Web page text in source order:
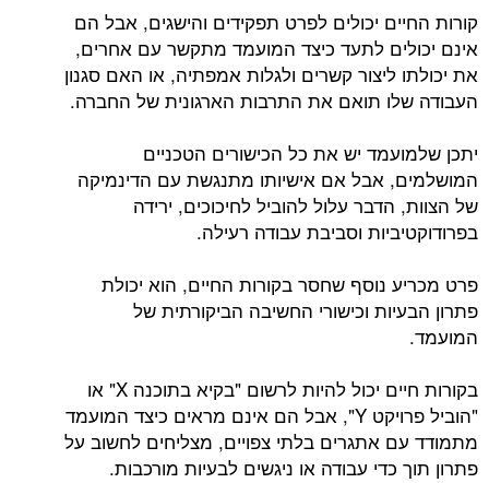
קורות החיים יכולים לפרט תפקידים והישגים, אבל הם
אינם יכולים לתעד כיצד המועמד מתקשר עם אחרים,
את יכולתו ליצור קשרים ולגלות אמפתיה, או האם סגנון
העבודה שלו תואם את התרבות הארגונית של החברה.
יתכן שלמועמד יש את כל הכישורים הטכניים
המושלמים, אבל אם אישיותו מתנגשת עם הדינמיקה
של הצוות, הדבר עלול להוביל לחיכוכים, ירידה
בפרודוקטיביות וסביבת עבודה רעילה.
פרט מכריע נוסף שחסר בקורות החיים, הוא יכולת
פתרון הבעיות וכישורי החשיבה הביקורתית של
המועמד.
בקורות חיים יכול להיות לרשום "בקיא בתוכנה X" או
"הוביל פרויקט Y", אבל הם אינם מראים כיצד המועמד
מתמודד עם אתגרים בלתי צפויים, מצליחים לחשוב על
פתרון תוך כדי עבודה או ניגשים לבעיות מורכבות.